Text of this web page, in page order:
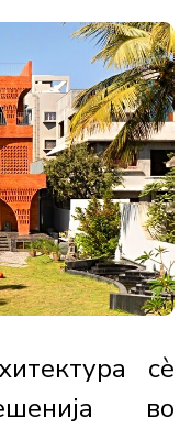
сè
во